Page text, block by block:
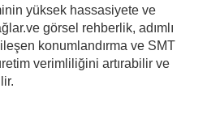
yüksek hassasiyete ve
görsel rehberlik, adımlı
konumlandırma ve SMT
verimliliğini artırabilir ve